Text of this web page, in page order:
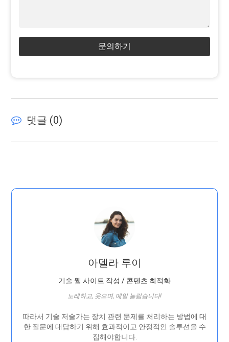
문의하기
댓글 (0)
아델라 루이
기술 웹 사이트 작성 / 콘텐츠 최적화
노래하고, 웃으며, 매일 놀랍습니다!
따라서 기술 저술가는 장치 관련 문제를 처리하는 방법에 대
한 질문에 대답하기 위해 효과적이고 안정적인 솔루션을 수
집해야합니다.